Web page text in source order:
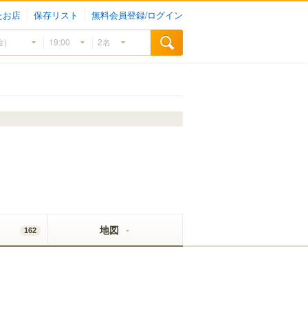
お店 保存リスト 無料会員登録/ログイン
162 地図